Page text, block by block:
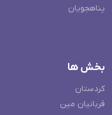
پناهجویان
بخش ها
کردستان
قربانیان مین